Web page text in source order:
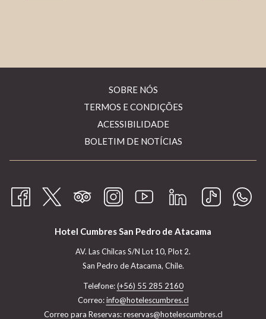
SOBRE NÓSABRIR
NUMA
TERMOS E CONDIÇÕESABRIR
ACESSIBILIDADEABRIR
NUMA
BOLETIM DE NOTÍCIAS
Hotel Cumbres San Pedro de Atacama
AV. Las Chilcas S/N Lot 10, Plot 2.
San Pedro de Atacama, Chile.
Telefone:(+56) 55 285 2160
Correo:info@hotelescumbres.cl
Correo para Reservas: ​reservas@hotelescumbres.cl